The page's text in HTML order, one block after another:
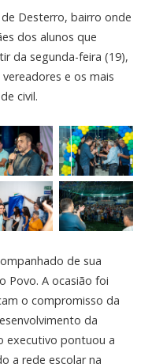
Desterro, bairro onde
dos alunos que
da segunda-feira (19),
e os mais
civil.
de sua
Povo. A ocasião foi
o compromisso da
da
executivo pontuou a
a rede escolar na